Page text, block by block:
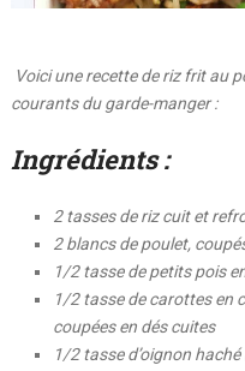
Voici une recette de riz frit au
courants du garde-manger :
Ingrédients :
2 tasses de riz cuit et
2 blancs de poulet,
1/2 tasse de petits pois
1/2 tasse de carottes en
coupées en dés cuites
1/2 tasse d’oignon